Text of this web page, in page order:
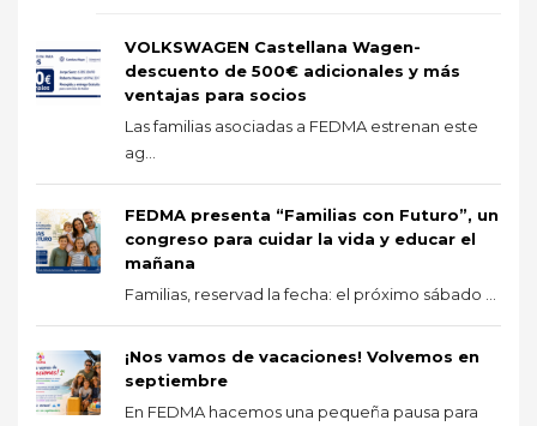
VOLKSWAGEN Castellana Wagen-
descuento de 500€ adicionales y más
ventajas para socios
Las familias asociadas a FEDMA estrenan este
ag...
FEDMA presenta “Familias con Futuro”, un
congreso para cuidar la vida y educar el
mañana
Familias, reservad la fecha: el próximo sábado ...
¡Nos vamos de vacaciones! Volvemos en
septiembre
En FEDMA hacemos una pequeña pausa para